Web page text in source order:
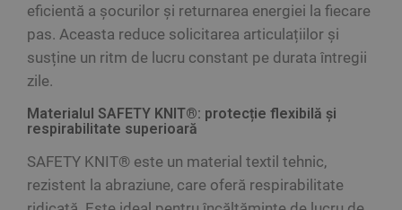
eficientă a șocurilor și returnarea energiei la fiecare
pas. Aceasta reduce solicitarea articulațiilor și
susține un ritm de lucru constant pe durata întregii
zile.
Materialul SAFETY KNIT®: protecție flexibilă și
respirabilitate superioară
SAFETY KNIT® este un material textil tehnic,
rezistent la abraziune, care oferă respirabilitate